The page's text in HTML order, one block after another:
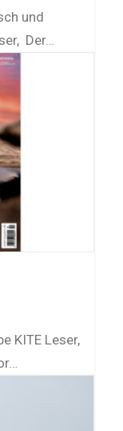
und
Der…
KITE Leser,